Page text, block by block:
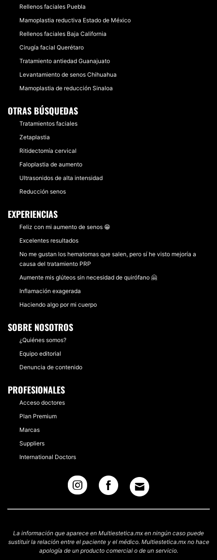
Rellenos faciales Puebla
Mamoplastia reductiva Estado de México
Rellenos faciales Baja California
Cirugía facial Querétaro
Tratamiento antiedad Guanajuato
Levantamiento de senos Chihuahua
Mamoplastia de reducción Sinaloa
OTRAS BÚSQUEDAS
Tratamientos faciales
Zetaplastia
Ritidectomía cervical
Faloplastia de aumento
Ultrasonidos de alta intensidad
Reducción senos
EXPERIENCIAS
Feliz con mi aumento de senos 😁
Excelentes resultados
No me gustan los hematomas que salen, pero sí he visto mejoría a
causa del tratamiento PRP
Aumente mis glúteos sin necesidad de quirófano 🤗
Inflamación exagerada
Haciendo algo por mi cuerpo
SOBRE NOSOTROS
¿Quiénes somos?
Equipo editorial
Denuncia de contenido
PROFESIONALES
Acceso doctores
Plan Premium
Marcas
Suppliers
International Doctors
La información que aparece en Multiestetica.mx en ningún caso puede
sustituir la relación entre el paciente y el médico. Multiestetica.mx no hace
apología de un producto comercial o de un servicio.